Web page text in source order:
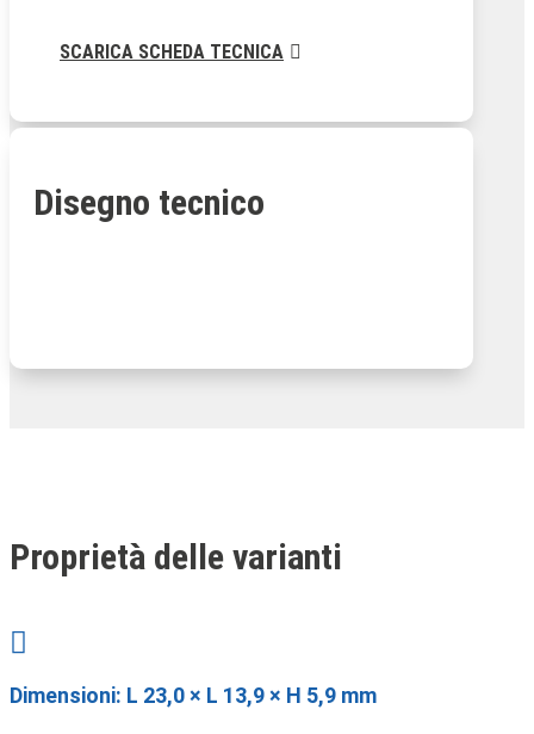
SCARICA SCHEDA TECNICA
Disegno tecnico
Proprietà delle varianti

Dimensioni: L 23,0 × L 13,9 × H 5,9 mm